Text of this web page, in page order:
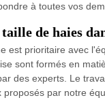
à toutes vos
de haies
est prioritaire avec
sont formés en
des experts. Le
proposés par notre